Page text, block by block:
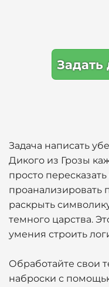
Задать
Задача написать
Дикого из Грозы
просто
проанализировать
раскрыть
темного царства.
умения строить
Обработайте свои
наброски с